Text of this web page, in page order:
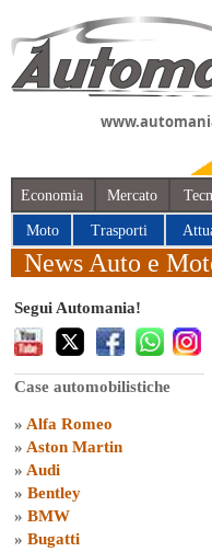
Economia Mercato
Moto Trasporti
News Auto e
Segui Automania!
Case automobilistiche
» Alfa Romeo
» Aston Martin
» Audi
» Bentley
» BMW
» Bugatti